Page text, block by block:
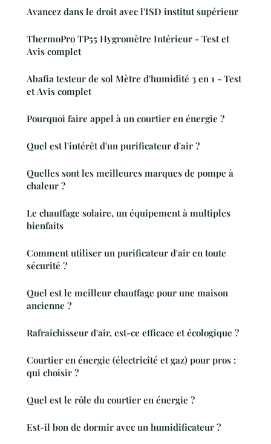
Avancez dans le droit avec l'ISD institut supérieur
ThermoPro TP55 Hygromètre Intérieur - Test et
Avis complet
Abafia testeur de sol Mètre d'humidité 3 en 1 - Test
et Avis complet
Pourquoi faire appel à un courtier en énergie ?
Quel est l'intérêt d'un purificateur d'air ?
Quelles sont les meilleures marques de pompe à
chaleur ?
Le chauffage solaire, un équipement à multiples
bienfaits
Comment utiliser un purificateur d'air en toute
sécurité ?
Quel est le meilleur chauffage pour une maison
ancienne ?
Rafraîchisseur d'air, est-ce efficace et écologique ?
Courtier en énergie (électricité et gaz) pour pros :
qui choisir ?
Quel est le rôle du courtier en énergie ?
Est-il bon de dormir avec un humidificateur ?